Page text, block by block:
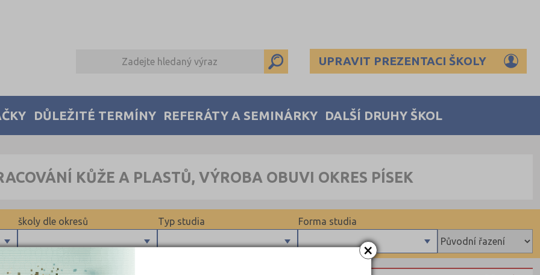
×
UPRAVIT PREZENTACI ŠKOLY
DŮLEŽITÉ TERMÍNY REFERÁTY A SEMINÁRKY DALŠÍ DRUHY ŠKOL
KŮŽE A PLASTŮ, VÝROBA OBUVI OKRES PÍSEK
Forma studia
Typ studia
školy dle okresů
Brno-město (1)